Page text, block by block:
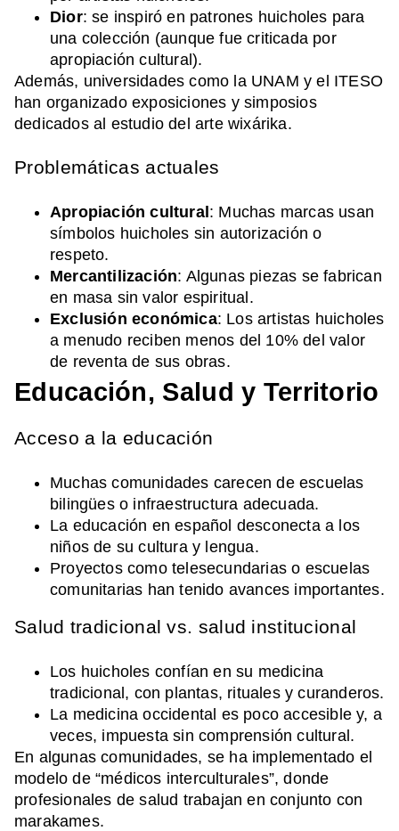
Dior: se inspiró en patrones huicholes para
una colección (aunque fue criticada por
apropiación cultural).
Además, universidades como la UNAM y el ITESO
han organizado exposiciones y simposios
dedicados al estudio del arte wixárika.
Problemáticas actuales
Apropiación cultural: Muchas marcas usan
símbolos huicholes sin autorización o
respeto.
Mercantilización: Algunas piezas se fabrican
en masa sin valor espiritual.
Exclusión económica: Los artistas huicholes
a menudo reciben menos del 10% del valor
de reventa de sus obras.
Educación, Salud y Territorio
Acceso a la educación
Muchas comunidades carecen de escuelas
bilingües o infraestructura adecuada.
La educación en español desconecta a los
niños de su cultura y lengua.
Proyectos como telesecundarias o escuelas
comunitarias han tenido avances importantes.
Salud tradicional vs. salud institucional
Los huicholes confían en su medicina
tradicional, con plantas, rituales y curanderos.
La medicina occidental es poco accesible y, a
veces, impuesta sin comprensión cultural.
En algunas comunidades, se ha implementado el
modelo de “médicos interculturales”, donde
profesionales de salud trabajan en conjunto con
marakames.